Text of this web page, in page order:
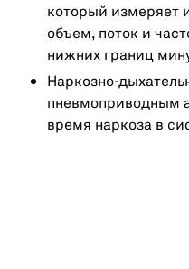
который измеряет
объем, поток и
нижних границ
Наркозно-
пневмоприводным
время наркоза в